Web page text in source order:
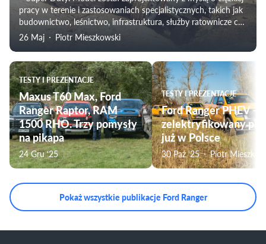
pracy w terenie i zastosowaniach specjalistycznych, takich jak
budownictwo, leśnictwo, infrastruktura, służby ratownicze czy
wojsko. Auto będzie dostępne na specjalne zamówienie.
Wersja ta ma uciąg na haku do 4,5 tony i przewiezie niemal 2
26 Maj Piotr Mieszkowski
TESTY I PREZENTACJE
Maxus T60 Max, Ford
Ranger Raptor, RAM
1500 RHO. Trzy pomysły
na pikapa
24 Gru ‘25
TESTY I PREZENTACJE
Ford Ranger PHEV –
zelektryfikowany
już w Polsce
30 Paź ‘25 Piotr
Pokaż wszystkie publikacje Ford Ranger